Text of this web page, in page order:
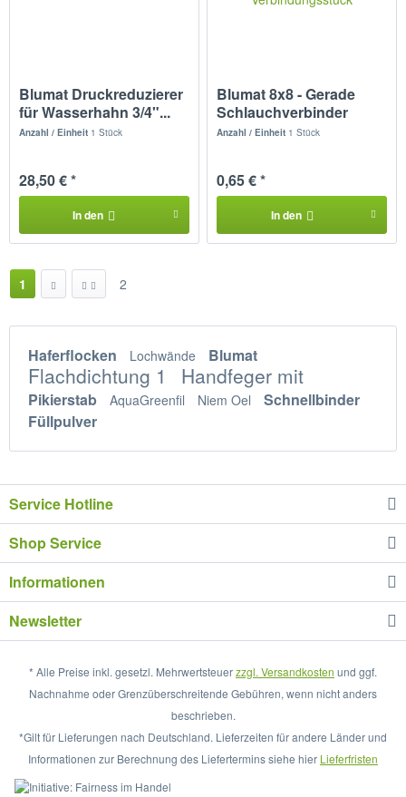
Blumat Druckreduzierer
für Wasserhahn 3/4"...
Anzahl / Einheit 1 Stück
28,50 € *
In den
Blumat 8x8 - Gerade
Schlauchverbinder
Anzahl / Einheit 1 Stück
0,65 € *
In den
1 2
Haferflocken Lochwände Blumat
Flachdichtung 1 Handfeger mit
Pikierstab AquaGreenfil Niem Oel
Schnellbinder
Füllpulver
Service Hotline
Shop Service
Informationen
Newsletter
* Alle Preise inkl. gesetzl. Mehrwertsteuerzzgl. Versandkosten und ggf.
Nachnahme oder Grenzüberschreitende Gebühren, wenn nicht anders
beschrieben.
*Gilt für Lieferungen nach Deutschland. Lieferzeiten für andere Länder und
Informationen zur Berechnung des Liefertermins siehe hier Lieferfristen